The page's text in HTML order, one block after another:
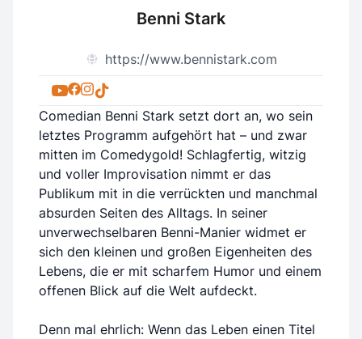
Benni Stark
https://www.bennistark.com
Comedian Benni Stark setzt dort an, wo sein
letztes Programm aufgehört hat – und zwar
mitten im Comedygold! Schlagfertig, witzig
und voller Improvisation nimmt er das
Publikum mit in die verrückten und manchmal
absurden Seiten des Alltags. In seiner
unverwechselbaren Benni-Manier widmet er
sich den kleinen und großen Eigenheiten des
Lebens, die er mit scharfem Humor und einem
offenen Blick auf die Welt aufdeckt.
Denn mal ehrlich: Wenn das Leben einen Titel